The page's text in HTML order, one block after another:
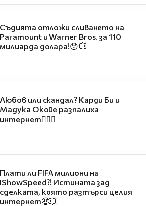
Съдията отложи сливането на
Paramount и Warner Bros. за 110
милиарда долара!😯💥
Любов или скандал? Карди Би и
Мадука Окойе разпалиха
интернет❤️‍🔥🔥
Плати ли FIFA милиони на
IShowSpeed?! Истината зад
сделката, която разтърси целия
интернет🤑💥